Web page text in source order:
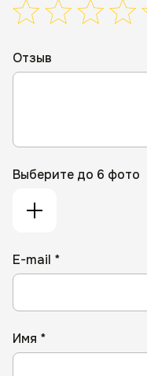
Отзыв
Выберите до 6 фото
E-mail *
Имя *